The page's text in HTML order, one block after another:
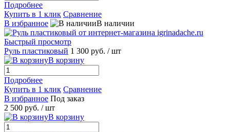
Подробнее
Купить в 1 клик Сравнение
В избранное
В наличии
Быстрый просмотр
Руль пластиковый 1 300 руб. / шт
В корзину
Подробнее
Купить в 1 клик Сравнение
В избранное Под заказ
2 500 руб. / шт
В корзину